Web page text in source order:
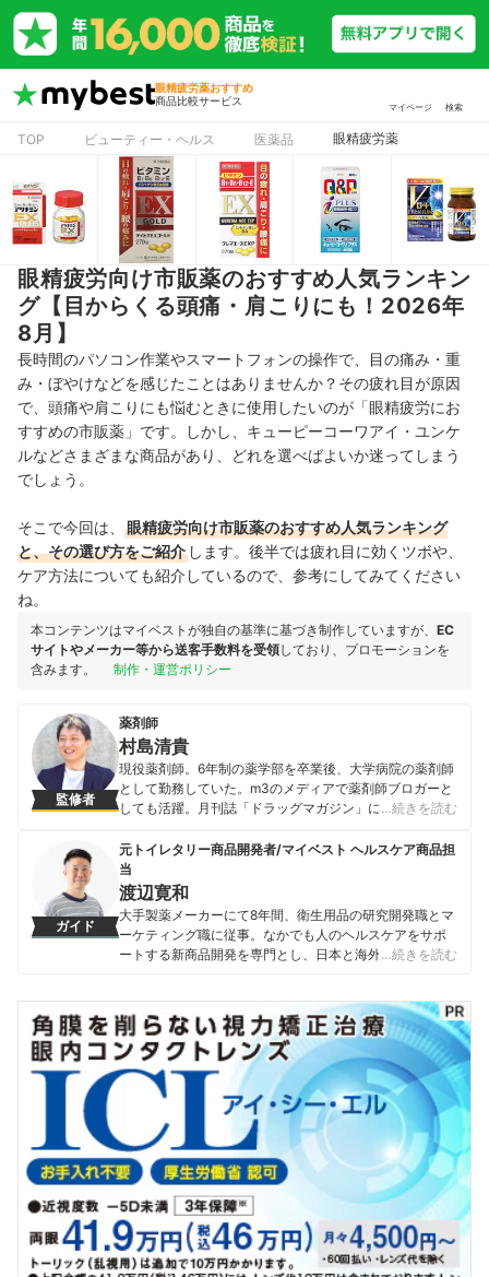
眼精疲労薬おすすめ
商品比較サービス
マイページ 検索
TOP ビューティー・ヘルス 医薬品 眼精疲労薬
眼精疲労向け市販薬のおすすめ人気ランキン
グ【目からくる頭痛・肩こりにも！2026年
8月】
長時間のパソコン作業やスマートフォンの操作で、目の痛み・重
み・ぼやけなどを感じたことはありませんか？その疲れ目が原因
で、頭痛や肩こりにも悩むときに使用したいのが「眼精疲労にお
すすめの市販薬」です。しかし、キューピーコーワアイ・ユンケ
ルなどさまざまな商品があり、どれを選べばよいか迷ってしまう
でしょう。
そこで今回は、 眼精疲労向け市販薬のおすすめ人気ランキング
と、その選び方をご紹介 します。後半では疲れ目に効くツボや、
ケア方法についても紹介しているので、参考にしてみてください
ね。
本コンテンツはマイベストが独自の基準に基づき制作していますが、 EC
サイトやメーカー等から送客手数料を受領しており、プロモーションを
含みます。
制作・運営ポリシー
監修者
薬剤師
村島清貴
現役薬剤師。6年制の薬学部を卒業後、大学病院の薬剤師
として勤務していた。m3のメディアで薬剤師ブロガーと
しても活躍。月刊誌「ドラッグマガジン」にて特集され
局に勤務する傍ら、複業として医療従事者だけでなく一
般の方に対してもさまざまなサービスを提供中。
村島清貴のプロフィール
…続きを読む
ガイド
元トイレタリー商品開発者/マイベスト ヘルスケア商品担
当
渡辺寛和
大手製薬メーカーにて8年間、衛生用品の研究開発職とマ
ーケティング職に従事。なかでも人のヘルスケアをサポ
ートする新商品開発を専門とし、日本と海外を合わせて
品全般の比較検証を担当。「ユーザーが知りたいことを
適切な検証に基づきわかりやすく提供する」をモットー
に、日々の業務に取り組んでいる。
渡辺寛和のプロフィール
…続きを読む